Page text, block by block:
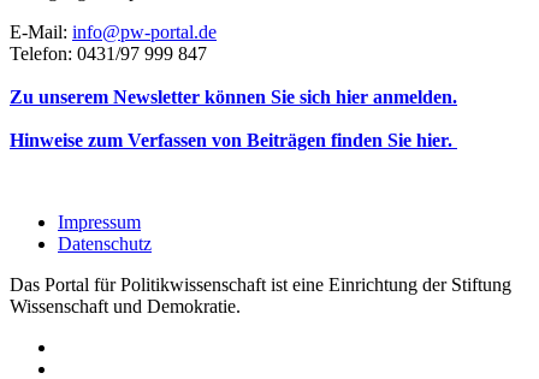
E-Mail: info@pw-portal.de
Telefon: 0431/97 999 847
Zu unserem Newsletter können Sie sich hier anmelden.
Hinweise zum Verfassen von Beiträgen finden Sie hier.
Impressum
Datenschutz
Das Portal für Politikwissenschaft ist eine Einrichtung der Stiftung
Wissenschaft und Demokratie.